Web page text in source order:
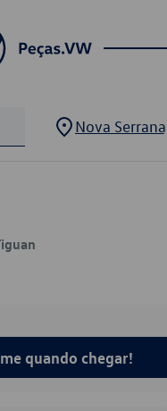
Nova Serrana
quando chegar!